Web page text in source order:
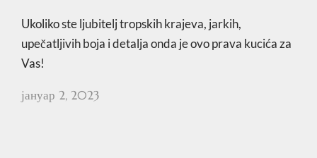
Ukoliko ste ljubitelj tropskih krajeva, jarkih,
upečatljivih boja i detalja onda je ovo prava kucića za
Vas!
јануар 2, 2023